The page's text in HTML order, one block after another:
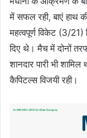
में सफल रही, बाएं हाथ
महत्वपूर्ण विकेट (3/
दिए थे। मैच में दोनों
शानदार पारी भी
कैपिटल्स विजयी रही।